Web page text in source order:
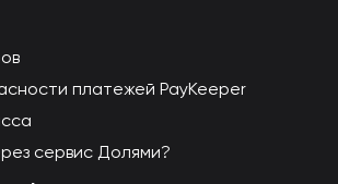
платежей PayKeeper
сервис Долями?